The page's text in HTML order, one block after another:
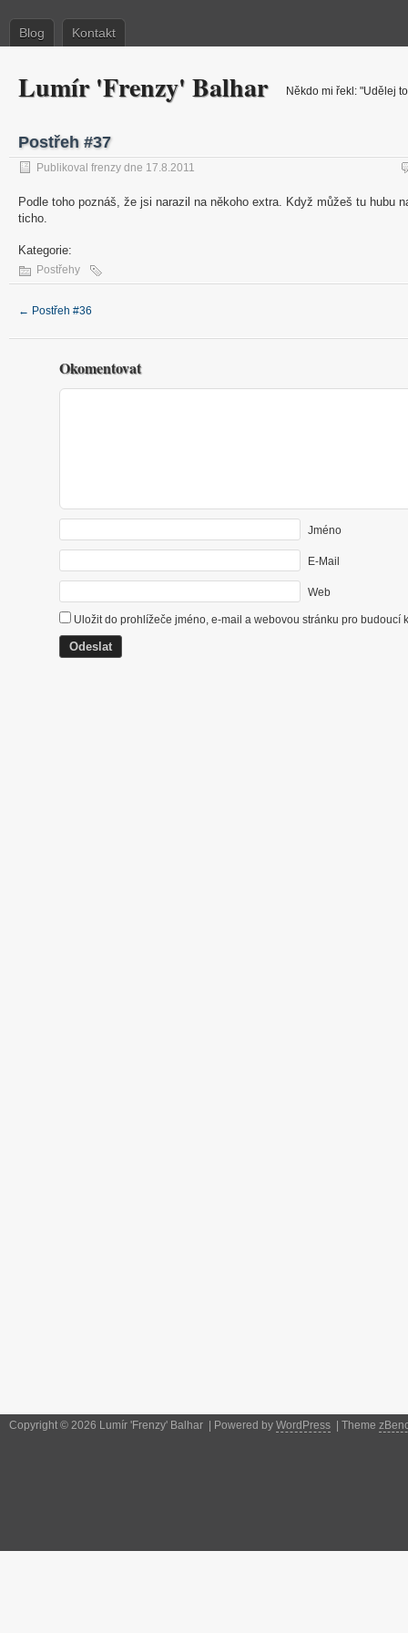
Blog Kontakt
Lumír 'Frenzy' Balhar Někdo mi řekl: "Udělej
Postřeh #37
Publikoval frenzy dne 17.8.2011
Podle toho poznáš, že jsi narazil na někoho extra. Když můžeš tu hubu
ticho.
Kategorie:
Postřehy
← Postřeh #36
Okomentovat
Jméno
E-Mail
Web
Uložit do prohlížeče jméno, e-mail a webovou stránku pro budoucí
Copyright © 2026 Lumír 'Frenzy' Balhar | Powered by WordPress | Theme